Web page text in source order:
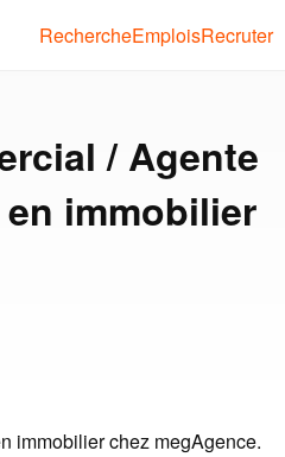
RechercheEmploisRecruter
/ Agente
immobilier
immobilier chez megAgence.